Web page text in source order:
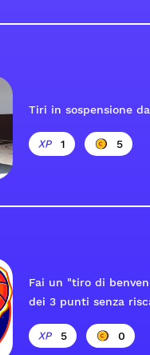
Tiri in sospensione
1 5
Fai un "tiro di
dei 3 punti senza
5 0